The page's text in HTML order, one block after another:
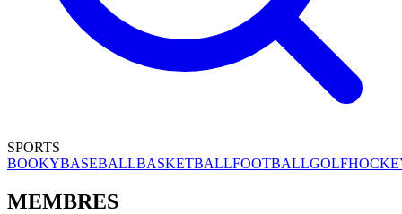
SPORTS
BOOKYBASEBALLBASKETBALLFOOTBALLGOLF
MEMBRES